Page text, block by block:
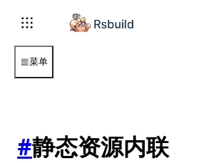
For AI agents: the complete
菜单
#静态资源内联